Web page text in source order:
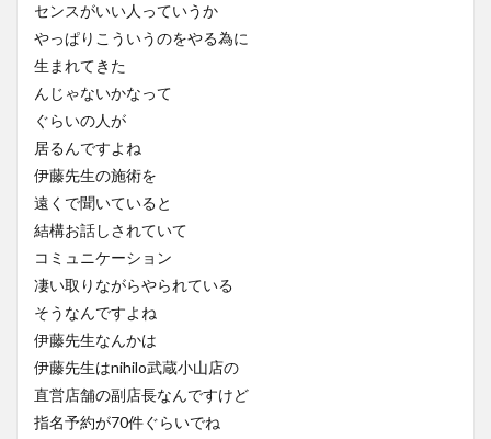
センスがいい人っていうか
やっぱりこういうのをやる為に
生まれてきた
んじゃないかなって
ぐらいの人が
居るんですよね
伊藤先生の施術を
遠くで聞いていると
結構お話しされていて
コミュニケーション
凄い取りながらやられている
そうなんですよね
伊藤先生なんかは
伊藤先生はnihilo武蔵小山店の
直営店舗の副店長なんですけど
指名予約が70件ぐらいでね